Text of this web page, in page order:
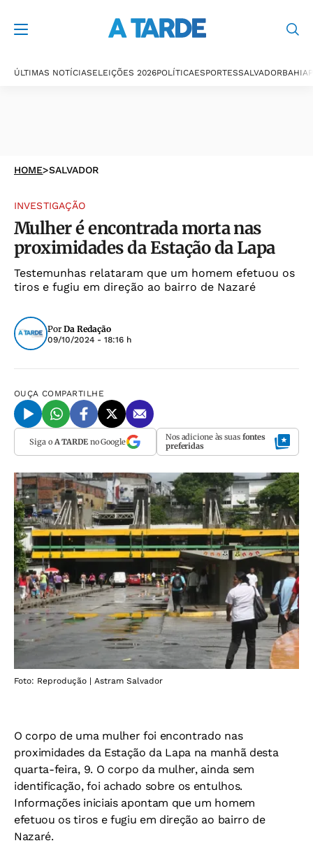
ÚLTIMAS NOTÍCIASELEIÇÕES 2026POLÍTICAESPORTESSALVADORBAHIA
HOME>SALVADOR
INVESTIGAÇÃO
Mulher é encontrada morta nas
proximidades da Estação da Lapa
Testemunhas relataram que um homem efetuou os
tiros e fugiu em direção ao bairro de Nazaré
Por Da Redação
09/10/2024 - 18:16 h
OUÇA COMPARTILHE
Siga o A TARDEno Google Nos adicione às suas fontes
preferidas
Foto: Reprodução | Astram Salvador
O corpo de uma mulher foi encontrado nas
proximidades da Estação da Lapa na manhã desta
quarta-feira, 9. O corpo da mulher, ainda sem
identificação, foi achado sobre os entulhos.
Informações iniciais apontam que um homem
efetuou os tiros e fugiu em direção ao bairro de
Nazaré.